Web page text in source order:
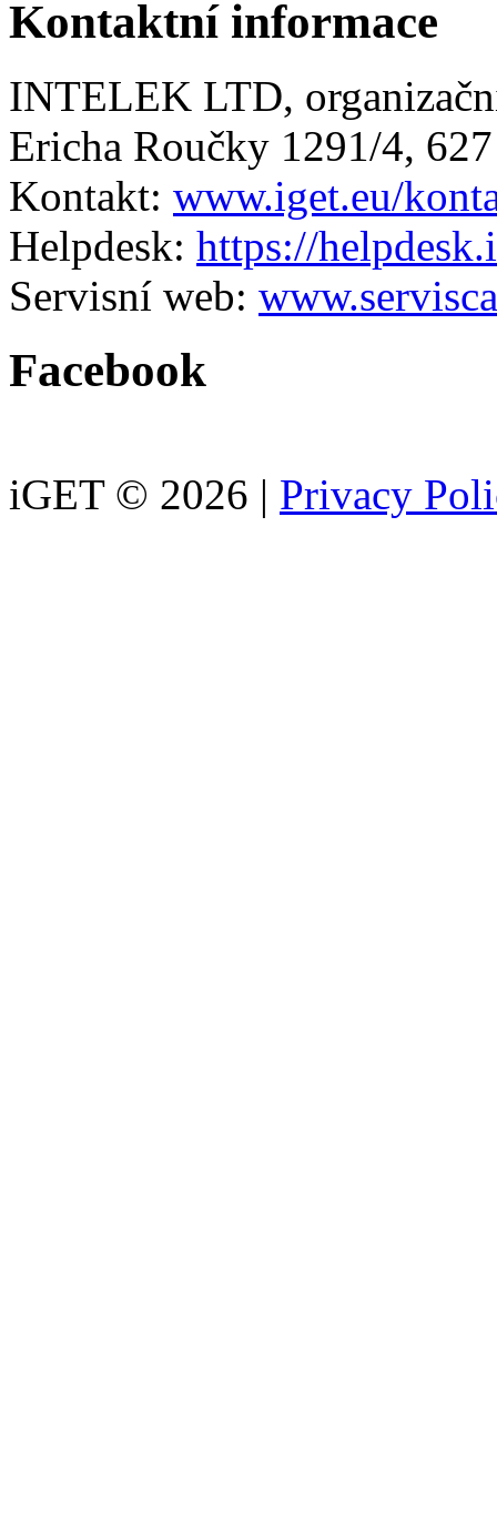
Kontaktní informace
INTELEK LTD,
Ericha Roučky 1291/4,
Kontakt: www.iget.eu/
Helpdesk: https://
Servisní web:
Facebook
iGET © 2026 | Privacy